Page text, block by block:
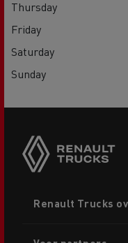
Thursday
Friday
Saturday
Sunday
menu
Renault Trucks